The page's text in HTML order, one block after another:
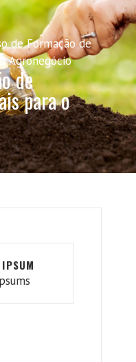
de Formação de
Agronegócio
de
para o